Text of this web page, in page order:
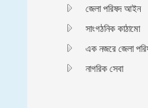
জেলা পরিষদ আইন
সাংগঠনিক কাঠামো
এক নজরে জেলা
নাগরিক সেবা